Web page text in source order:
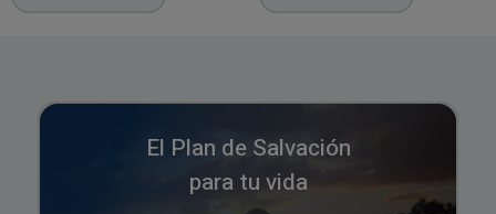
El Plan de Salvación
para tu vida